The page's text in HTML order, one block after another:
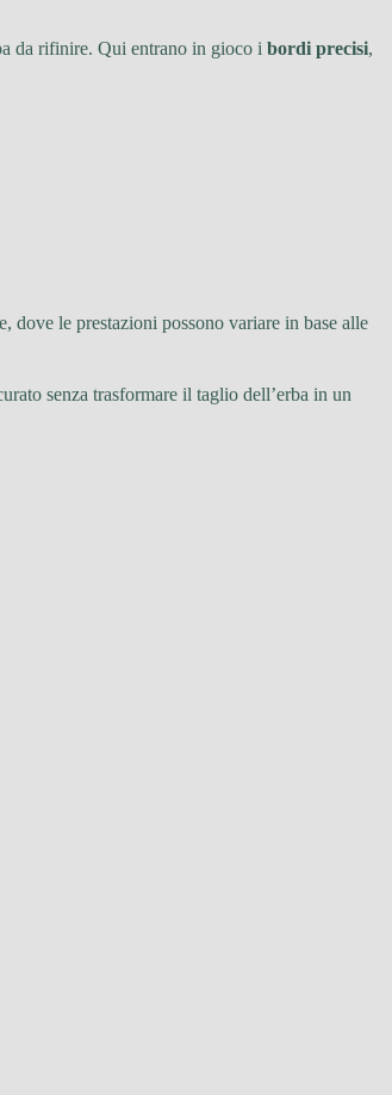
da rifinire. Qui entrano in gioco i bordi precisi,
dove le prestazioni possono variare in base alle
senza trasformare il taglio dell’erba in un